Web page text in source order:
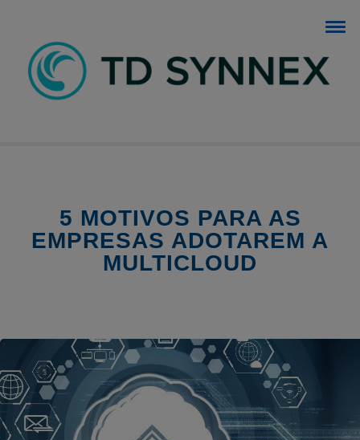
BLOG TD SYNNEX
5 MOTIVOS PARA AS
EMPRESAS ADOTAREM A
MULTICLOUD